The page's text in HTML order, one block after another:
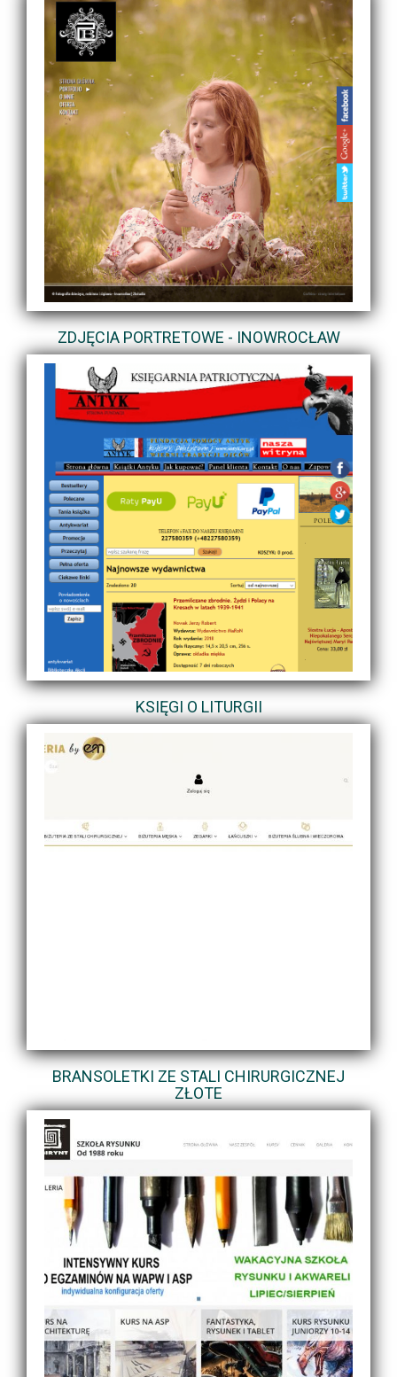
ZDJĘCIA PORTRETOWE - INOWROCŁAW
KSIĘGI O LITURGII
BRANSOLETKI ZE STALI CHIRURGICZNEJ
ZŁOTE